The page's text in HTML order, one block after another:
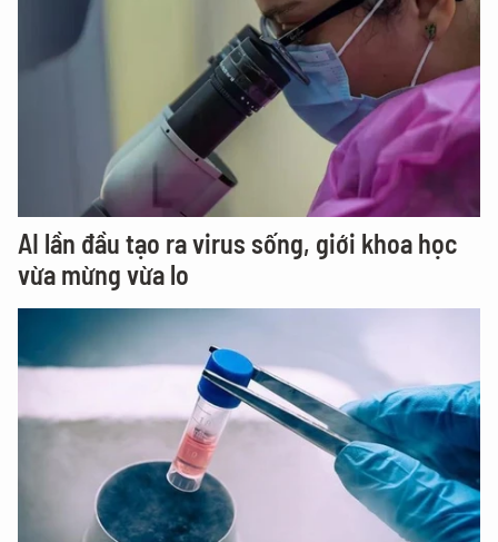
AI lần đầu tạo ra virus sống, giới khoa học
vừa mừng vừa lo